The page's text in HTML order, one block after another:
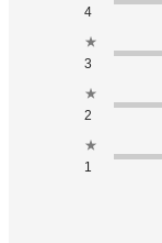
4
★
3
★
2
★
1